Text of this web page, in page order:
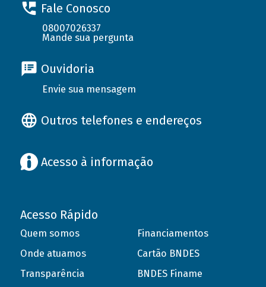
Fale Conosco
08007026337
Mande sua pergunta
Ouvidoria
Envie sua mensagem
Outros telefones e endereços
Acesso à informação
Acesso Rápido
Quem somos
Onde atuamos
Transparência
Financiamentos
Cartão BNDES
BNDES Finame